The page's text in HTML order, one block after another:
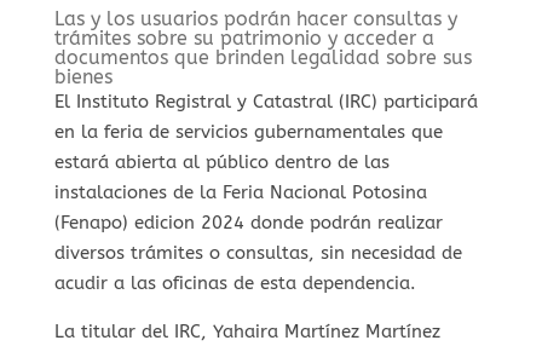
Las y los usuarios podrán hacer consultas y
trámites sobre su patrimonio y acceder a
documentos que brinden legalidad sobre sus
bienes
El Instituto Registral y Catastral (IRC) participará
en la feria de servicios gubernamentales que
estará abierta al público dentro de las
instalaciones de la Feria Nacional Potosina
(Fenapo) edicion 2024 donde podrán realizar
diversos trámites o consultas, sin necesidad de
acudir a las oficinas de esta dependencia.
La titular del IRC, Yahaira Martínez Martínez